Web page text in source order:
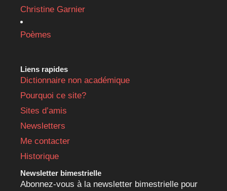
Christine Garnier
Poèmes
Liens rapides
Dictionnaire non académique
Pourquoi ce site?
Sites d’amis
Newsletters
Me contacter
Historique
Newsletter bimestrielle
Abonnez-vous à la newsletter bimestrielle pour